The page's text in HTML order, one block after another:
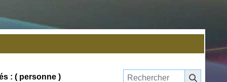
: ( personne )